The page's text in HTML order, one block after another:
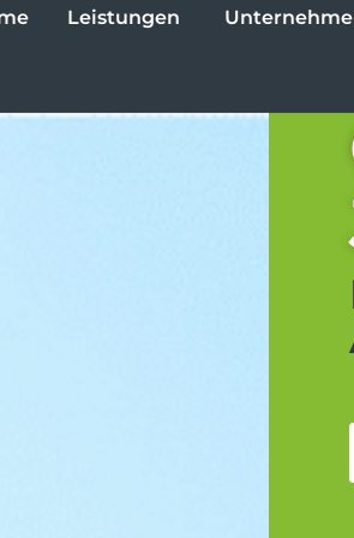
Leistungen Öffne